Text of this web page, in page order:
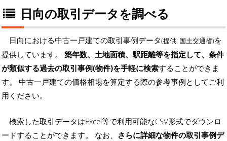
日向の取引データを調べる
日向における中古一戸建ての取引事例データ(提供: 国土交通省)を
提供しています。 築年数、土地面積、駅距離等を指定して、条件
が類似する過去の取引事例(物件)を手軽に検索することができま
す。 中古一戸建ての価格相場を算定する際の参考事例としてご利
用ください。
検索した取引データはExcel等で利用可能なCSV形式でダウンロ
ードすることができます。 なお、 さらに詳細な物件の取引事例デ